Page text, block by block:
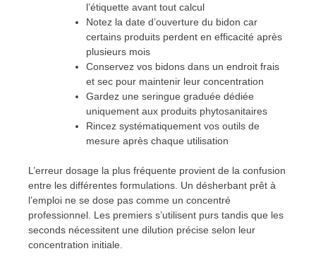
l’étiquette avant tout calcul
Notez la date d’ouverture du bidon car
certains produits perdent en efficacité après
plusieurs mois
Conservez vos bidons dans un endroit frais
et sec pour maintenir leur concentration
Gardez une seringue graduée dédiée
uniquement aux produits phytosanitaires
Rincez systématiquement vos outils de
mesure après chaque utilisation
L’erreur dosage la plus fréquente provient de la confusion
entre les différentes formulations. Un désherbant prêt à
l’emploi ne se dose pas comme un concentré
professionnel. Les premiers s’utilisent purs tandis que les
seconds nécessitent une dilution précise selon leur
concentration initiale.